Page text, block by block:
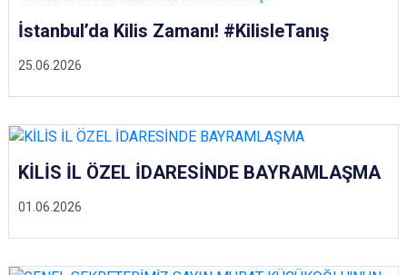
25.06.2026
İstanbul’da Kilis Zamanı! #KilisleTanış
01.06.2026
KİLİS İL ÖZEL İDARESİNDE BAYRAMLAŞMA